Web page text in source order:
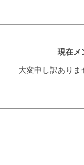
現在メ
大変申し訳あり